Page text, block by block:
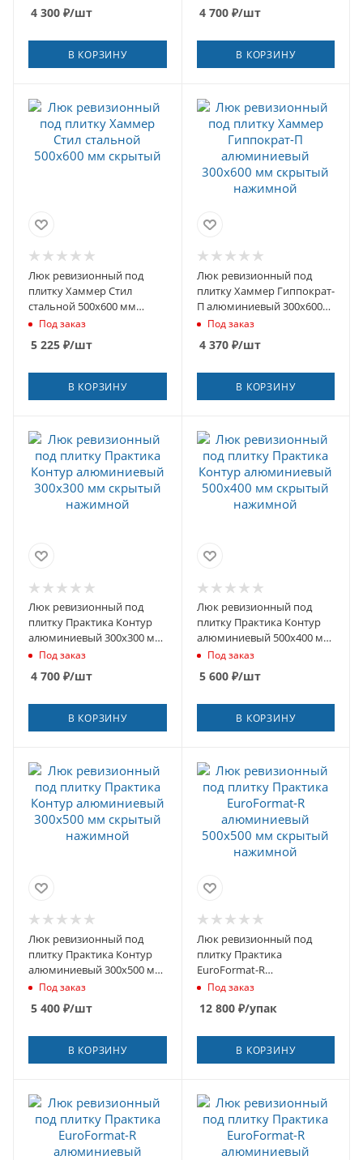
4 300 ₽/шт
В КОРЗИНУ
4 700₽/шт
В КОРЗИНУ
Люк ревизионный под
плитку Хаммер Стил
стальной 500х600 мм
скрытый
Под заказ
5 225 ₽/шт
В КОРЗИНУ
Люк ревизионный под
плитку Хаммер Гиппократ-
П алюминиевый 300х600
мм скрытый нажимной
Под заказ
4 370₽/шт
В КОРЗИНУ
Люк ревизионный под
плитку Практика Контур
алюминиевый 300х300 мм
скрытый нажимной
Под заказ
4 700 ₽/шт
В КОРЗИНУ
Люк ревизионный под
плитку Практика Контур
алюминиевый 500х400 мм
скрытый нажимной
Под заказ
5 600₽/шт
В КОРЗИНУ
Люк ревизионный под
плитку Практика Контур
алюминиевый 300х500 мм
скрытый нажимной
Под заказ
5 400 ₽/шт
В КОРЗИНУ
Люк ревизионный под
плитку Практика
EuroFormat-R
алюминиевый 500х500 мм
Под заказ
12 800₽/упак
В КОРЗИНУ